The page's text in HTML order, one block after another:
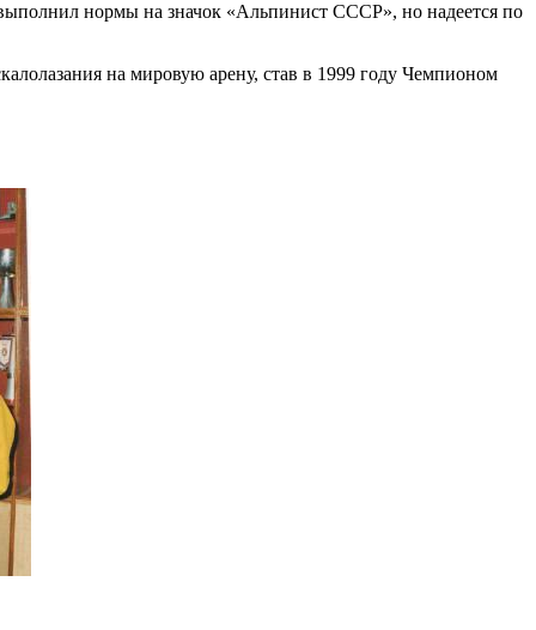
нормы на значок «Альпинист СССР», но надеется по
на мировую арену, став в 1999 году Чемпионом